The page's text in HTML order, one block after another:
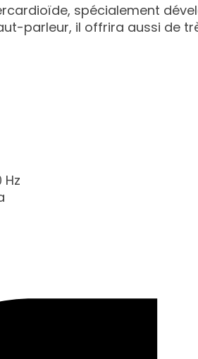
spécialement
parleur, il offrira aussi de